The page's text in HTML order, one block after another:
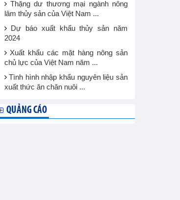
Thặng dư thương mại ngành nông
lâm thủy sản của Việt Nam ...
Dự báo xuất khẩu thủy sản năm
2024
Xuất khẩu các mặt hàng nông sản
chủ lực của Việt Nam năm ...
Tình hình nhập khẩu nguyên liệu sản
xuất thức ăn chăn nuôi ...
QUẢNG CÁO